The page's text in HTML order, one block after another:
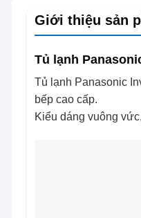
Giới thiệu sản
Tủ lạnh
Tủ lạnh Panasonic
bếp cao cấp.
Kiểu dáng vuông